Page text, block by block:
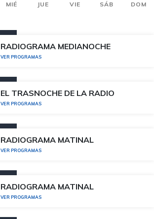
MIÉ JUE VIE SÁB DOM
RADIOGRAMA MEDIANOCHE
VER PROGRAMAS
EL TRASNOCHE DE LA RADIO
VER PROGRAMAS
RADIOGRAMA MATINAL
VER PROGRAMAS
RADIOGRAMA MATINAL
VER PROGRAMAS